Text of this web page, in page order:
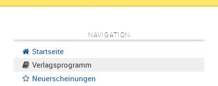
NAVIGATION
Startseite
Verlagsprogramm
Neuerscheinungen